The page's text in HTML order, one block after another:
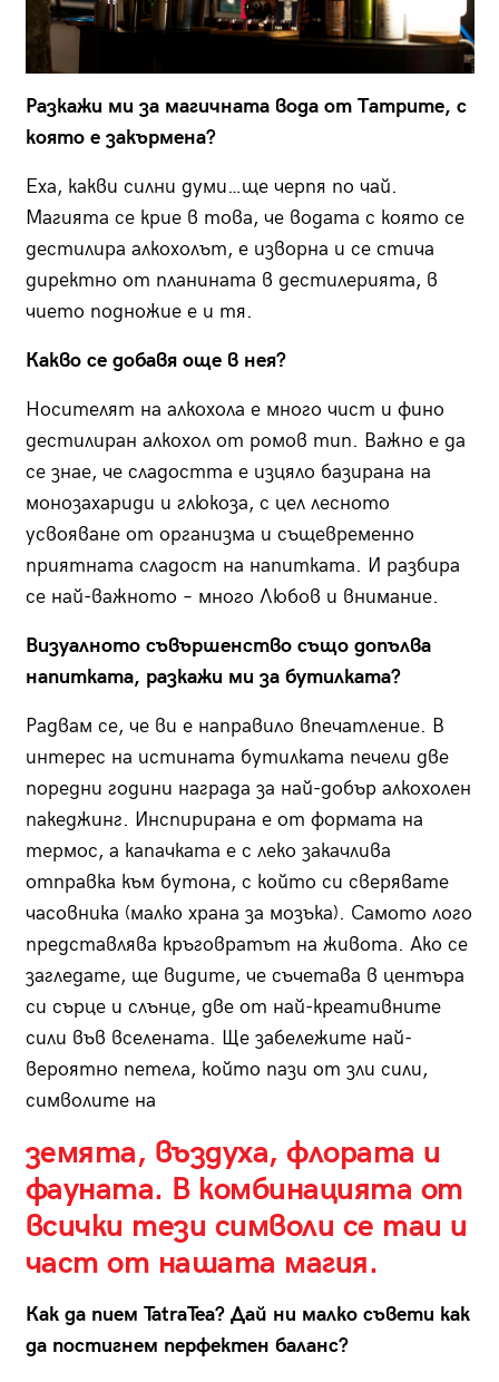
Разкажи ми за магичната вода от Татрите, с
която е закърмена?
Еха, какви силни думи…ще черпя по чай.
Магията се крие в това, че водата с която се
дестилира алкохолът, е изворна и се стича
директно от планинaта в дестилерията, в
чието подножие е и тя.
Какво се добавя още в нея?
Носителят на алкохола е много чист и фино
дестилиран алкохол от ромов тип. Важно е да
се знае, че сладостта е изцяло базирана на
монозахариди и глюкоза, с цел лесното
усвояване от организма и същевременно
приятната сладост на напитката. И разбира
се най-важното – много Любов и внимание.
Визуалното съвършенство също допълва
напитката, разкажи ми за бутилката?
Радвам се, че ви е направило впечатление. В
интерес на истината бутилката печели две
поредни години награда за най-добър алкохолен
пакеджинг. Инспирирана е от формата на
термос, а капачката е с леко закачлива
отправка към бутона, с който си сверявате
часовника (малко храна за мозъка). Самото лого
представлява кръговратът на живота. Ако се
загледате, ще видите, че съчетава в центъра
си сърце и слънце, две от най-креативните
сили във вселената. Ще забележите най-
вероятно петела, който пази от зли сили,
символите на
земята, въздуха, флората и
фауната. В комбинацията от
всички тези символи се таи и
част от нашата магия.
Как да пием TatraTea? Дай ни малко съвети как
да постигнем перфектен баланс?